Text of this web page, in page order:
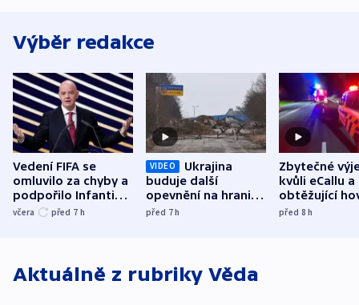
Výběr redakce
Vedení FIFA se
omluvilo za chyby a
podpořilo Infantina.
UEFA trvá na
včera před 7 h
VIDEO
Ukrajina
buduje další
opevnění na hranici
s Běloruskem
před 7h
Zbytečné
kvůli eCallu a
obtěžující
zdržují
před 8h
Aktuálně z rubriky Věda